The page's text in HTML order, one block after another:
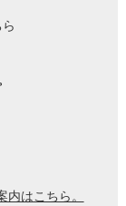
はこちら。